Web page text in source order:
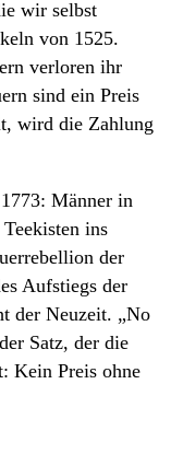
wir selbst
von 1525.
verloren ihr
sind ein Preis
wird die Zahlung
Männer in
ins
der
Aufstiegs der
der Neuzeit. „No
Satz, der die
Kein Preis ohne